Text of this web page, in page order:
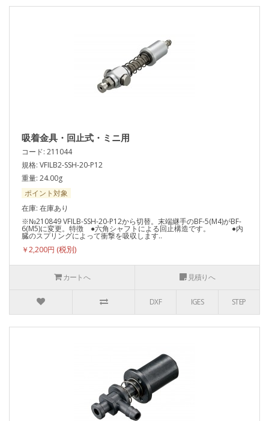
吸着金具・回止式・ミニ用
コード: 211044
規格: VFILB2-SSH-20-P12
重量: 24.00g
ポイント対象
在庫: 在庫あり
※№210849 VFILB-SSH-20-P12から切替。末端継手のBF-5(M4)がBF-
6(M5)に変更。特徴 ●六角シャフトによる回止構造です。 ●内
臓のスプリングによって衝撃を吸収します..
￥2,200円
カートへ 見積りへ
DXF IGES STEP